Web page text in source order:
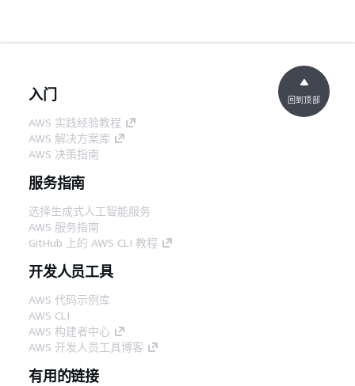
入门
AWS 实践经验教程
AWS 解决方案库
AWS 决策指南
服务指南
选择生成式人工智能服务
AWS 服务指南
GitHub 上的 AWS CLI 教程
开发人员工具
AWS 代码示例库
AWS CLI
AWS 构建者中心
AWS 开发人员工具博客
有用的链接
回到顶部